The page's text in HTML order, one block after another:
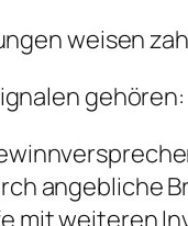
weisen
gehören:
angebliche
mit weiteren